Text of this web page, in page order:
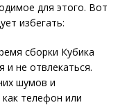
для этого. Вот
избегать:
сборки Кубика
и не отвлекаться.
шумов и
телефон или